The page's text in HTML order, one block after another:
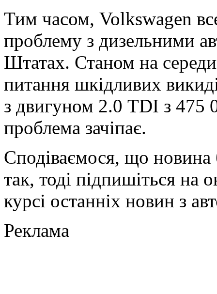
Тим часом, Volkswagen
проблему з дизельними
Штатах. Станом на
питання шкідливих
з двигуном 2.0 TDI з 475
проблема зачіпає.
Сподіваємося, що
так, тоді підпишіться на
курсі останніх новин з
Реклама